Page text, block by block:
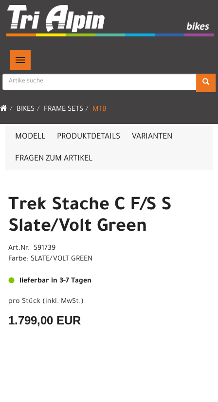
TOGGLE NAVIGATION
BIKES FRAME SETS MTB
MODELL PRODUKTDETAILS VARIANTEN
FRAGEN ZUM ARTIKEL
Trek Stache C F/S S
Slate/Volt Green
Art.Nr. 591739
Farbe: SLATE/VOLT GREEN
lieferbar in 3-7 Tagen
pro Stück (inkl. MwSt.)
1.799,00 EUR